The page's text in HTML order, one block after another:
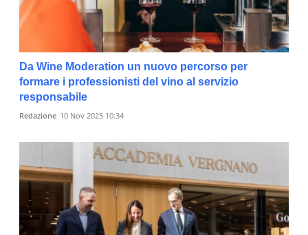
Da Wine Moderation un nuovo percorso per
formare i professionisti del vino al servizio
responsabile
Redazione 10 Nov 2025 10:34